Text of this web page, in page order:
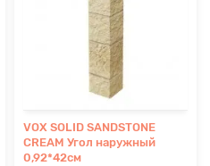
VOX SOLID SANDSTONE
CREAM Угол наружный
0,92*42см